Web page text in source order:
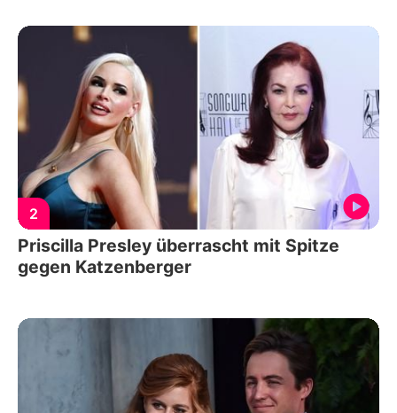
2
Priscilla Presley überrascht mit Spitze
gegen Katzenberger